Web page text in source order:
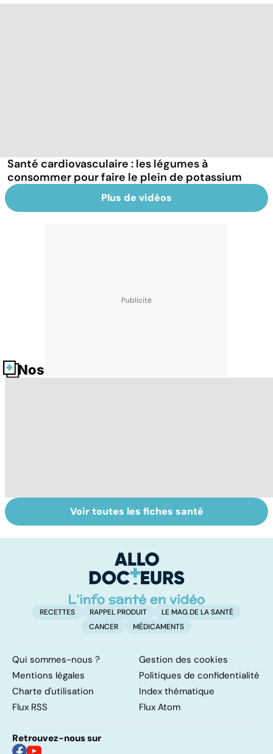
Santé cardiovasculaire : les légumes à
consommer pour faire le plein de potassium
Plus de vidéos
Nos fiches santé
Comment réagit
notre corps face
Pré-éclampsie :
attention,
risque !
Voir toutes les fiches santé
RECETTES RAPPEL PRODUIT
LE MAG DE LA SANTÉ
CANCER
MÉDICAMENTS
Qui sommes-nous ?
Gestion des cookies
Mentions légales
Politiques de confidentialité
Charte d'utilisation
Index thématique
Flux RSS
Flux Atom
Retrouvez-nous sur